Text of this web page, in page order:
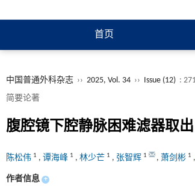
首页
中国普通外科杂志 ›› 2025, Vol. 34 ›› Issue (12) :
简要论著
腹腔镜下腔静脉困难滤器取
陈松伟 1 , 谭海峰 1 , 林少芒 1 , 张智辉 1 , 萧剑彬 1 ,
作者信息 +